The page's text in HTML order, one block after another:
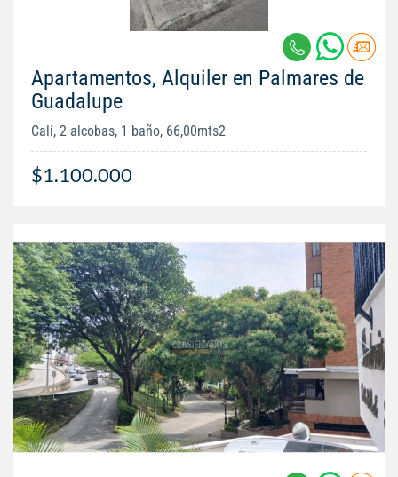
Apartamentos, Alquiler en Palmares de
Guadalupe
Cali, 2 alcobas, 1 baño, 66,00mts2
$1.100.000